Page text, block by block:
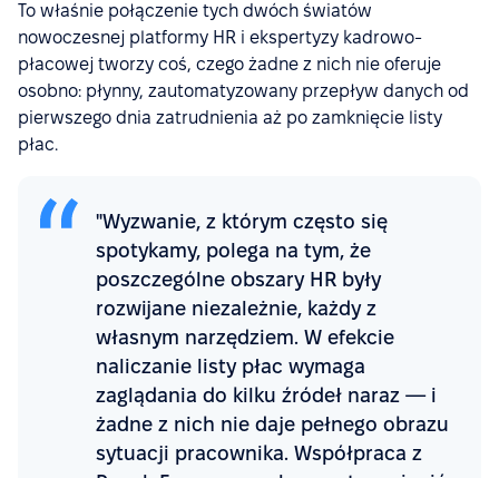
To właśnie połączenie tych dwóch światów
nowoczesnej platformy HR i ekspertyzy kadrowo-
płacowej tworzy coś, czego żadne z nich nie oferuje
osobno: płynny, zautomatyzowany przepływ danych od
pierwszego dnia zatrudnienia aż po zamknięcie listy
płac.
"Wyzwanie, z którym często się
spotykamy, polega na tym, że
poszczególne obszary HR były
rozwijane niezależnie, każdy z
własnym narzędziem. W efekcie
naliczanie listy płac wymaga
zaglądania do kilku źródeł naraz — i
żadne z nich nie daje pełnego obrazu
sytuacji pracownika. Współpraca z